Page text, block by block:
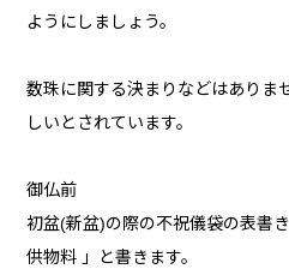
ようにしましょう。
数珠に関する決まりなどはありま
しいとされています。
御仏前
初盆(新盆)の際の不祝儀袋の表書
供物料 」と書きます。